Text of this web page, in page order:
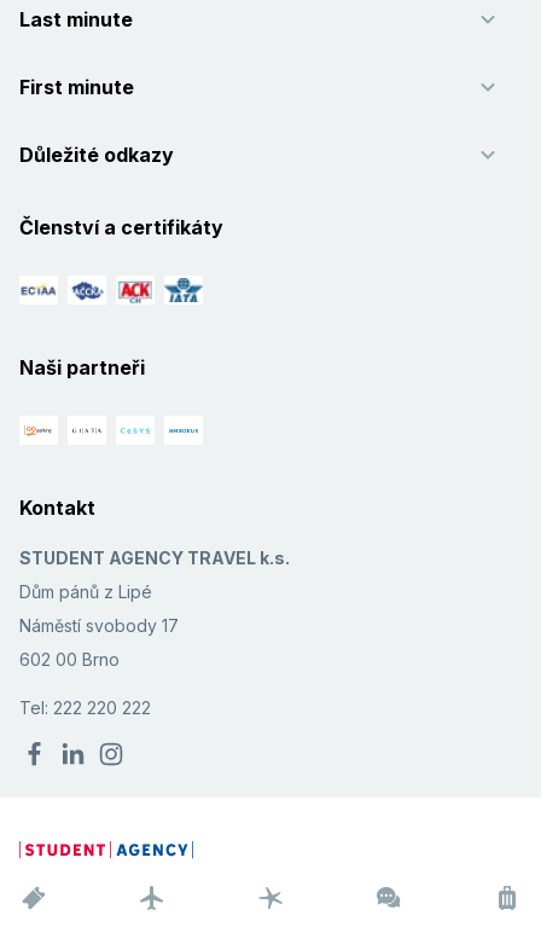
Last minute
First minute
Důležité odkazy
Členství a certifikáty
Naši partneři
Kontakt
STUDENT AGENCY TRAVEL k.s.
Dům pánů z Lipé
Náměstí svobody 17
602 00 Brno
Tel: 222 220 222